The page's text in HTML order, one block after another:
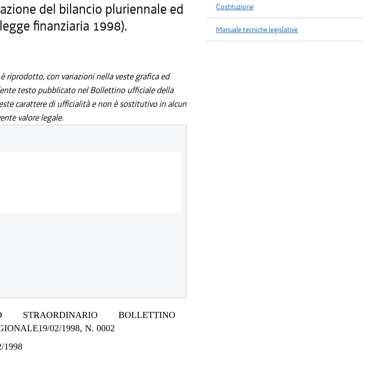
del bilancio pluriennale ed
finanziaria 1998).
riprodotto, con variazioni nella veste grafica ed
testo pubblicato nel Bollettino ufficiale della
carattere di ufficialità e non è sostitutivo in alcun
valore legale.
STRAORDINARIO BOLLETTINO
02/1998, N. 0002
1998
Costituzione
Manuale tecniche legislative